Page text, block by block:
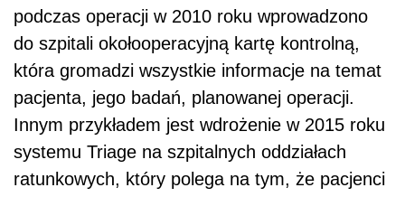
podczas operacji w 2010 roku wprowadzono
do szpitali okołooperacyjną kartę kontrolną,
która gromadzi wszystkie informacje na temat
pacjenta, jego badań, planowanej operacji.
Innym przykładem jest wdrożenie w 2015 roku
systemu Triage na szpitalnych oddziałach
ratunkowych, który polega na tym, że pacjenci